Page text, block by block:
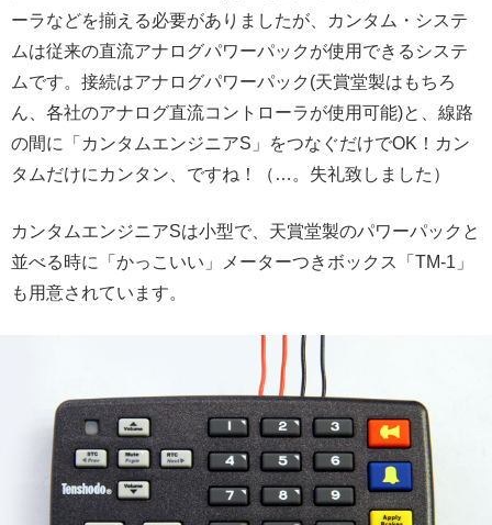
ーラなどを揃える必要がありましたが、カンタム・システ
ムは従来の直流アナログパワーパックが使用できるシステ
ムです。接続はアナログパワーパック(天賞堂製はもちろ
ん、各社のアナログ直流コントローラが使用可能)と、線路
の間に「カンタムエンジニアS」をつなぐだけでOK！カン
タムだけにカンタン、ですね！（…。失礼致しました）
カンタムエンジニアSは小型で、天賞堂製のパワーパックと
並べる時に「かっこいい」メーターつきボックス「TM-1」
も用意されています。